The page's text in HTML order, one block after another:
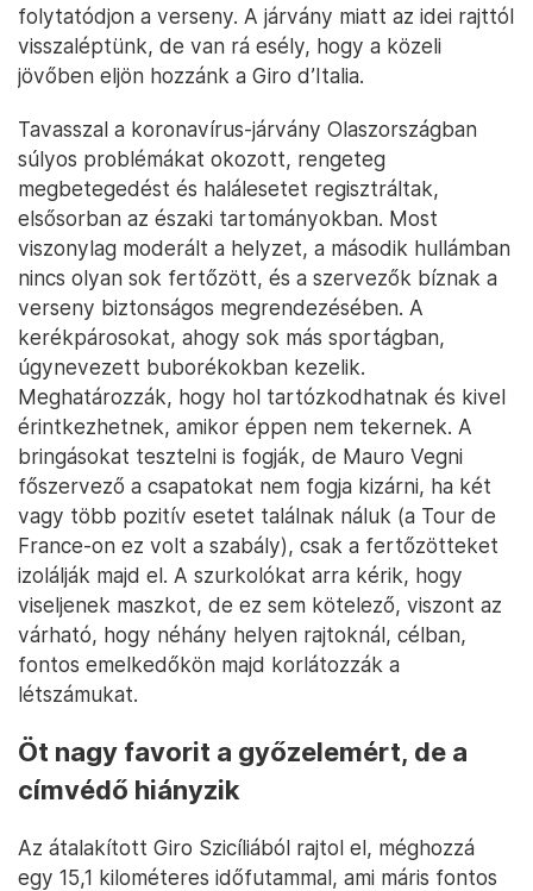
folytatódjon a verseny. A járvány miatt az idei rajttól
visszaléptünk, de van rá esély, hogy a közeli
jövőben eljön hozzánk a Giro d’Italia.
Tavasszal a koronavírus-járvány Olaszországban
súlyos problémákat okozott, rengeteg
megbetegedést és halálesetet regisztráltak,
elsősorban az északi tartományokban. Most
viszonylag moderált a helyzet, a második hullámban
nincs olyan sok fertőzött, és a szervezők bíznak a
verseny biztonságos megrendezésében. A
kerékpárosokat, ahogy sok más sportágban,
úgynevezett buborékokban kezelik.
Meghatározzák, hogy hol tartózkodhatnak és kivel
érintkezhetnek, amikor éppen nem tekernek. A
bringásokat tesztelni is fogják, de Mauro Vegni
főszervező a csapatokat nem fogja kizárni, ha két
vagy több pozitív esetet találnak náluk (a Tour de
France-on ez volt a szabály), csak a fertőzötteket
izolálják majd el. A szurkolókat arra kérik, hogy
viseljenek maszkot, de ez sem kötelező, viszont az
várható, hogy néhány helyen rajtoknál, célban,
fontos emelkedőkön majd korlátozzák a
létszámukat.
Öt nagy favorit a győzelemért, de a
címvédő hiányzik
Az átalakított Giro Szicíliából rajtol el, méghozzá
egy 15,1 kilométeres időfutammal, ami máris fontos